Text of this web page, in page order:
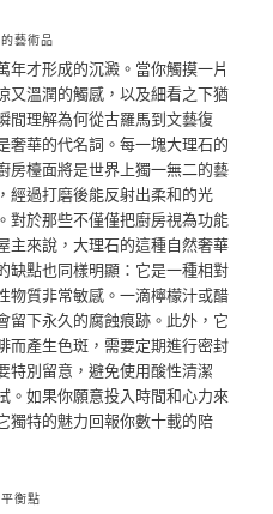
藝術品
年才形成的沉澱。當你觸摸一片
又溫潤的觸感，以及細看之下猶
間理解為何從古羅馬到文藝復
奢華的代名詞。每一塊大理石的
房檯面將是世界上獨一無二的藝
經過打磨後能反射出柔和的光
對於那些不僅僅把廚房視為功能
主來說，大理石的這種自然奢華
缺點也同樣明顯：它是一種相對
物質非常敏感。一滴檸檬汁或醋
留下永久的腐蝕痕跡。此外，它
而產生色斑，需要定期進行密封
特別留意，避免使用酸性清潔
。如果你願意投入時間和心力來
獨特的魅力回報你數十載的陪
衡點